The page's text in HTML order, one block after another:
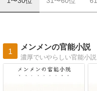
1
メンメンの官能小説